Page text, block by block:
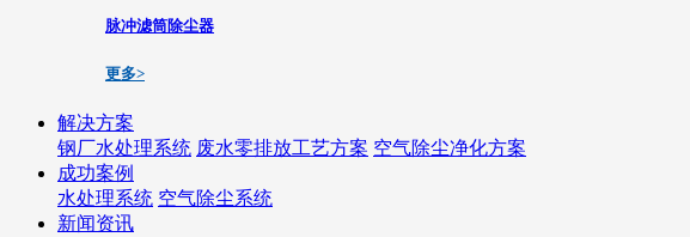
脉冲滤筒除尘器
更多>
解决方案
钢厂水处理系统 废水零排放工艺方案 空气除尘净化方案
成功案例
水处理系统 空气除尘系统
新闻资讯